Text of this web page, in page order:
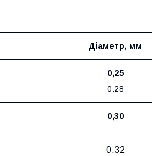
Діаметр, мм
0,25
0.28
0,30
0.32